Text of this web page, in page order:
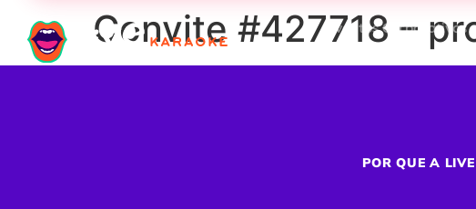
Eventos Corporativos
Convite #427718 –
POR QUE A